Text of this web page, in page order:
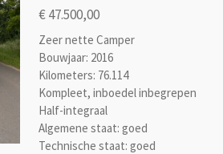
€ 47.500,00
Zeer nette Camper
Bouwjaar: 2016
Kilometers: 76.114
Kompleet, inboedel inbegrepen
Half-integraal
Algemene staat: goed
Technische staat: goed